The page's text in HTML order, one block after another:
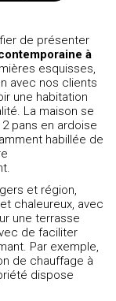
fier de présenter
à
esquisses,
avec nos clients
une habitation
La maison se
pans en ardoise
habillée de
et région
chaleureux, avec
une terrasse
de faciliter
Par exemple,
de chauffage à
dispose